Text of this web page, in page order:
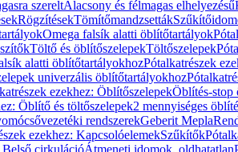
szereltAlacsony és félmagas elhelyezésű
RögzítésekTömítőmandzsetták
Omega falsík alatti öblítőtartályok
Töltő és öblítőszelepekTöltőszelepek
alatti öblítőtartályokhozPótalkatrészek
univerzális öblítőtartályokhoz
ezekhez: ÖblítőszelepekÖblítés-stop
Öblítő és töltőszelepek2 mennyiséges
rendszerekGeberit Mepla
ezekhez: KapcsolóelemekSzűkítők
Belső cirkulációÁtmeneti idomok, oldhatatlan